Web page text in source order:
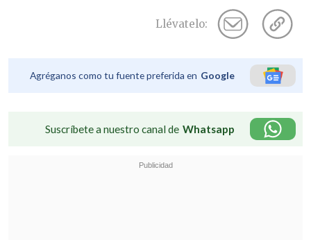
Llévatelo:
Agréganos como tu fuente preferida en Google
Suscríbete a nuestro canal de Whatsapp